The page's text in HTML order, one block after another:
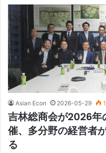
Asian Econ 2026-05-29
吉林総商会が2026年
催、多分野の経営者
る